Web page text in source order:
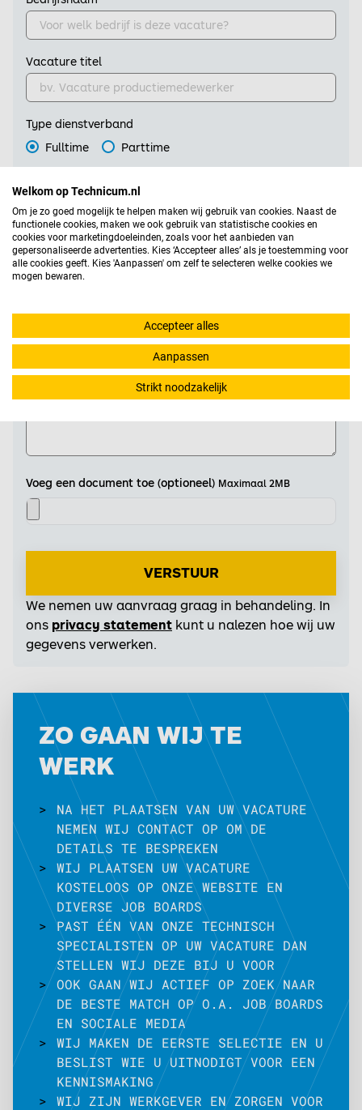
Vacature titel
Type dienstverband
Fulltime
Parttime
Aantal medewerkers
Postcode werklocatie
Omschrijving
Voeg een document toe (optioneel) Maximaal 2MB
VERSTUUR
We nemen uw aanvraag graag in behandeling. In
ons privacy statement kunt u nalezen hoe wij uw
gegevens verwerken.
ZO GAAN WIJ TE
WERK
>
NA HET PLAATSEN VAN UW VACATURE
NEMEN WIJ CONTACT OP OM DE
DETAILS TE BESPREKEN
>
WIJ PLAATSEN UW VACATURE
KOSTELOOS OP ONZE WEBSITE EN
DIVERSE JOB BOARDS
>
PAST ÉÉN VAN ONZE TECHNISCH
SPECIALISTEN OP UW VACATURE DAN
STELLEN WIJ DEZE BIJ U VOOR
>
OOK GAAN WIJ ACTIEF OP ZOEK NAAR
DE BESTE MATCH OP O.A. JOB BOARDS
EN SOCIALE MEDIA
>
WIJ MAKEN DE EERSTE SELECTIE EN U
BESLIST WIE U UITNODIGT VOOR EEN
KENNISMAKING
>
WIJ ZIJN WERKGEVER EN ZORGEN VOOR
Welkom op Technicum.nl
Om je zo goed mogelijk te helpen maken wij gebruik van cookies. Naast de
functionele cookies, maken we ook gebruik van statistische cookies en
cookies voor marketingdoeleinden, zoals voor het aanbieden van
gepersonaliseerde advertenties. Kies ‘Accepteer alles’ als je toestemming voor
alle cookies geeft. Kies 'Aanpassen' om zelf te selecteren welke cookies we
mogen bewaren.
Accepteer alles
Aanpassen
Strikt noodzakelijk